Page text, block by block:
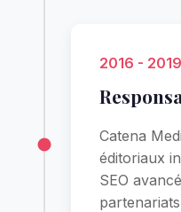
2016 - 2019
Catena
éditoriaux
SEO